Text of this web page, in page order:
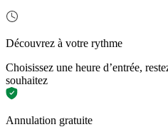
Découvrez à votre rythme
Choisissez une heure d’entrée,
souhaitez
Annulation gratuite